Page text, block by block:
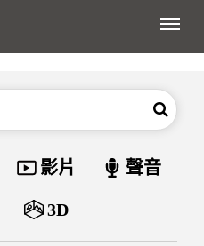
展
搜尋
資料類型
影片 聲音
3D